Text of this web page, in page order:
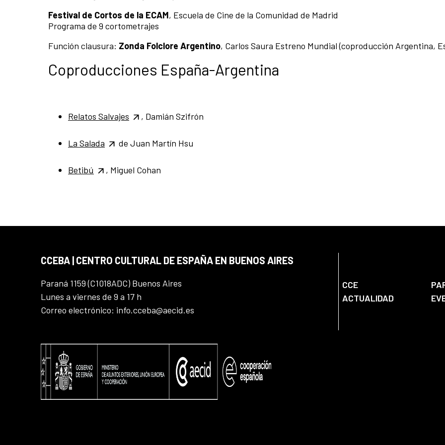
Festival de Cortos de la ECAM, Escuela de Cine de la Comunidad de Madrid
Programa de 9 cortometrajes
Función clausura: Zonda Folclore Argentino, Carlos Saura Estreno Mundial (coproducción Argentina,
Coproducciones España-Argentina
Relatos Salvajes , Damián Szifrón
La Salada de Juan Martín Hsu
Betibú , Miguel Cohan
CCEBA | CENTRO CULTURAL DE ESPAÑA EN BUENOS AIRES
Paraná 1159 (C1018ADC) Buenos Aires
Lunes a viernes de 9 a 17 h
Correo electrónico: info.cceba@aecid.es
CCE
ACTUALIDAD